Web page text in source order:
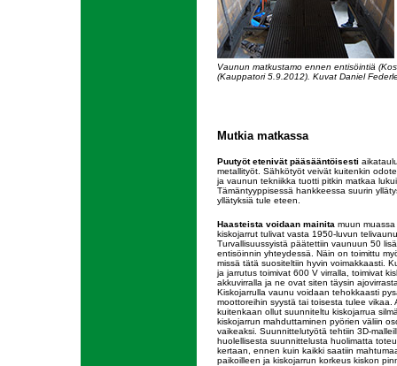
Vaunun matkustamo ennen entisöintiä
(Kauppatori 5.9.2012). Kuvat Daniel
Mutkia matkassa
Puutyöt etenivät pääsääntöisesti
metallityöt. Sähkötyöt veivät kuitenkin
ja vaunun tekniikka tuotti pitkin matkaa
Tämäntyyppisessä hankkeessa suurin
yllätyksiä tule eteen.
Haasteista voidaan mainita muun muassa
kiskojarrut tulivat vasta 1950-luvun
Turvallisuussyistä päätettiin vaunuun 50
entisöinnin yhteydessä. Näin on toimittu
missä tätä suositeltiin hyvin voimakkaasti.
ja jarrutus toimivat 600 V virralla, toimivat
akkuvirralla ja ne ovat siten täysin
Kiskojarrulla vaunu voidaan tehokkaasti
moottoreihin syystä tai toisesta tulee vikaa.
kuitenkaan ollut suunniteltu kiskojarrua
kiskojarrun mahduttaminen pyörien väliin
vaikeaksi. Suunnittelutyötä tehtiin 3D-
huolellisesta suunnittelusta huolimatta
kertaan, ennen kuin kaikki saatiin
paikoilleen ja kiskojarrun korkeus kiskon